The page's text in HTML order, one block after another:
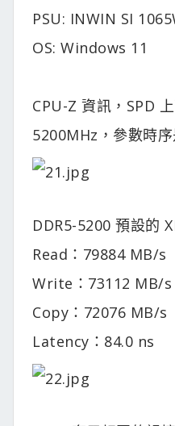
PSU: INWIN SI
OS: Windows 11
CPU-Z 資訊，SPD
5200MHz，參數時
DDR5-5200 預設的
Read：79884 MB/s
Write：73112 MB/s
Copy：72076 MB/s
Latency：84.0 ns